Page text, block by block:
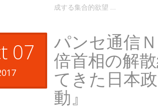
成する集合的欲望 …
07
パンセ通信
倍首相の解
てきた日本
動』